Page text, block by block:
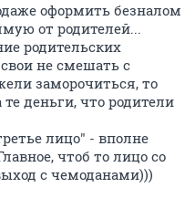
оформить безналом
от родителей...
родительских
не смешать с
заморочиться, то
деньги, что родители
лицо" - вполне
чтоб то лицо со
с чемоданами)))